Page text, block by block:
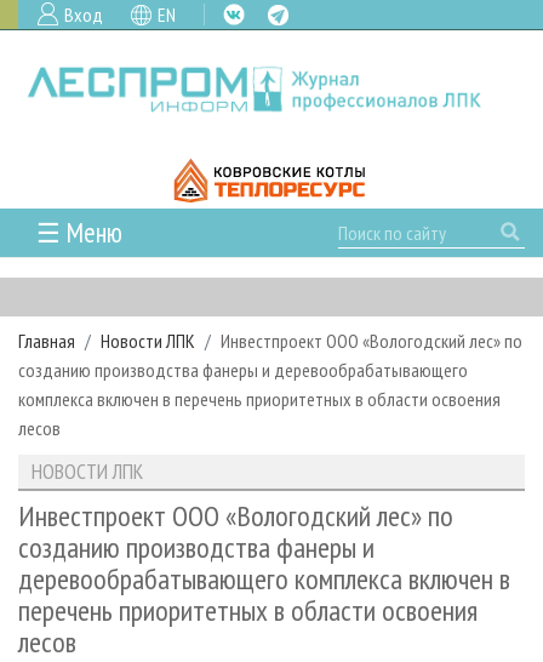
Вход EN
☰ Меню
ГЛАВНАЯ
РУБРИКИ И ТЕМЫ
РУБРИКИ ЖУРНАЛА
ЛЕСНОЕ ХОЗЯЙСТВО
ЛЕСОЗАГОТОВКА
ЛЕСОПИЛЕНИЕ
ДЕРЕВООБРАБОТКА
СУШКА ДРЕВЕСИНЫ
ПРОИЗВОДСТВО ДРЕВЕСНЫХ ПЛИТ
ДЕРЕВЯННОЕ ДОМОСТРОЕНИЕ
НОВОСТИ
КАЛЕНДАРЬ СОБЫТИЙ
НОВОСТИ ЛПК
НОВОСТИ ЖУРНАЛА
НОВОСТИ КОМПАНИЙ
ПРОЕКТЫ ЛПИ
АНАЛИТИКА
ПРЕДПРИЯТИЯ ЛПК
ЛЕСНЫЕ РЕГИОНЫ РОССИИ
ПЕРСОНЫ
МОБИЛЬНЫЕ ВЫСТАВКИ
ОФИЦИАЛЬНЫЕ ДЕЛЕГАЦИИ
АРХИВ
АРХИВ ЖУРНАЛОВ
СТАТЬИ
О ЖУРНАЛЕ
ПОДПИСКА
КОНТАКТЫ
РЕКЛАМОДАТЕЛЯМ
РЕКЛАМА
РЕКЛАМА НА САЙТЕ
Главная Новости ЛПК
Инвестпроект ООО «Вологодский лес» по
созданию производства фанеры и деревообрабатывающего
комплекса включен в перечень приоритетных в области освоения
лесов
НОВОСТИ ЛПК
Инвестпроект ООО «Вологодский лес» по
созданию производства фанеры и
деревообрабатывающего комплекса включен в
перечень приоритетных в области освоения
лесов